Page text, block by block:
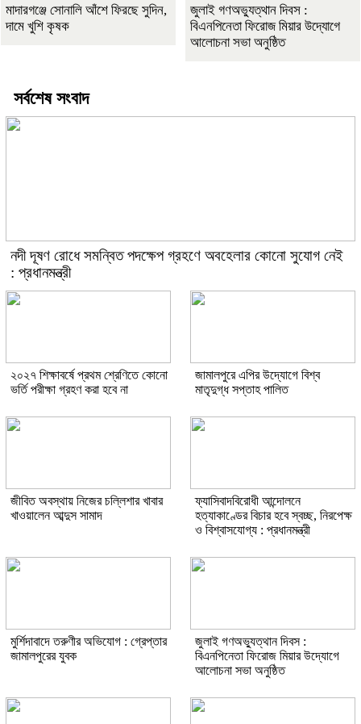
মাদারগঞ্জে সোনালি আঁশে ফিরছে সুদিন,
দামে খুশি কৃষক
জুলাই গণঅভ্যুত্থান দিবস :
বিএনপিনেতা ফিরোজ মিয়ার উদ্যোগে
আলোচনা সভা অনুষ্ঠিত
সর্বশেষ সংবাদ
নদী দূষণ রোধে সমন্বিত পদক্ষেপ গ্রহণে অবহেলার কোনো সুযোগ নেই
: প্রধানমন্ত্রী
২০২৭ শিক্ষাবর্ষে প্রথম শ্রেণিতে কোনো
ভর্তি পরীক্ষা গ্রহণ করা হবে না
জামালপুরে এপির উদ্যোগে বিশ্ব
মাতৃদুগ্ধ সপ্তাহ পালিত
জীবিত অবস্থায় নিজের চল্লিশার খাবার
খাওয়ালেন আব্দুস সামাদ
ফ্যাসিবাদবিরোধী আন্দোলনে
হত্যাকাণ্ডের বিচার হবে স্বচ্ছ, নিরপেক্ষ
ও বিশ্বাসযোগ্য : প্রধানমন্ত্রী
মুর্শিদাবাদে তরুণীর অভিযোগ : গ্রেপ্তার
জামালপুরের যুবক
জুলাই গণঅভ্যুত্থান দিবস :
বিএনপিনেতা ফিরোজ মিয়ার উদ্যোগে
আলোচনা সভা অনুষ্ঠিত